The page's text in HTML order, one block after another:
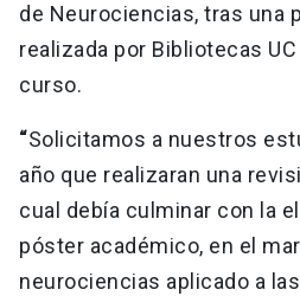
de Neurociencias, tras una
realizada por Bibliotecas
curso.
“Solicitamos a nuestros
año que realizaran una
cual debía culminar con la
póster académico, en el
neurociencias aplicado a